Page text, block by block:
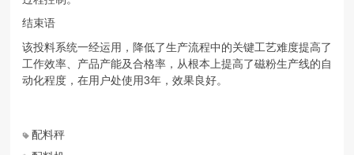
结束语
该投料系统一经运用，降低了生产流程中的关键工艺难度提高了
工作效率、产品产能及合格率，从根本上提高了磁粉生产线的自
动化程度，在用户处使用3年，效果良好。
配料秤